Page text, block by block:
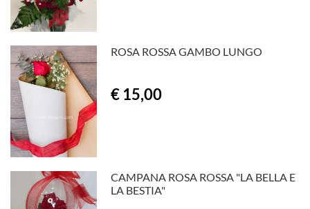
ROSA ROSSA GAMBO LUNGO
€ 15,00
CAMPANA ROSA ROSSA "LA BELLA E
LA BESTIA"